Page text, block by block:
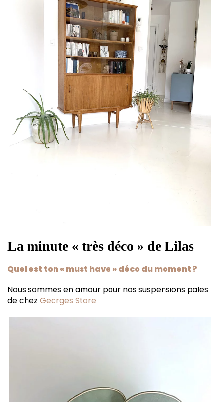
La minute « très déco » de Lilas
Quel est ton « must have » déco du moment ?
Nous sommes en amour pour nos suspensions pales
de chez Georges Store